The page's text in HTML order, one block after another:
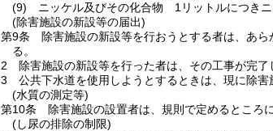
(9)
ニッケル及びその化合物 1リットルにつき
(除害施設の新設等の届出)
第9条
除害施設の新設等を行おうとする者は、あ
る。
2
除害施設の新設等を行った者は、その工事が完
3
公共下水道を使用しようとするときは、現に除害
(水質の測定等)
第10条
除害施設の設置者は、規則で定めるところ
(し尿の排除の制限)